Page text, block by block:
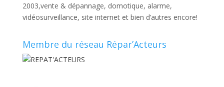
2003,vente & dépannage, domotique, alarme,
vidéosurveillance, site internet et bien d’autres encore!
Membre du réseau Répar’Acteurs